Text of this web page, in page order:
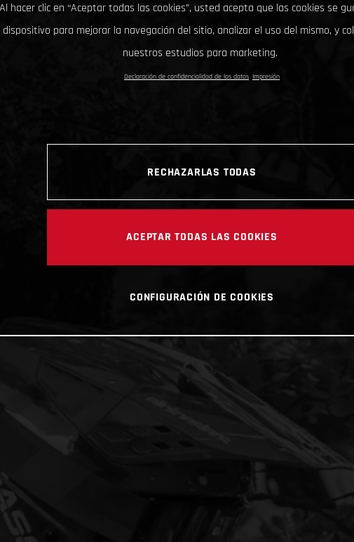
Al hacer clic en “Aceptar todas las cookies”, usted acepta que las cookies se
dispositivo para mejorar la navegación del sitio, analizar el uso del mismo, y
nuestros estudios para marketing.
Declaración de confidencialidad de los datos Impresión
RECHAZARLAS TODAS
ACEPTAR TODAS LAS COOKIES
CONFIGURACIÓN DE COOKIES